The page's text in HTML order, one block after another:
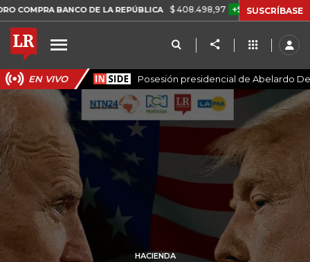
BANCO DE LA REPÚBLICA $ 408.498,97 +$ 8.753,81 +2,19%
SUSCRÍBASE
EN VIVO Posesión presidencial de Abelardo
HACIENDA